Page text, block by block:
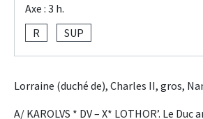
Axe : 3 h.
R
SUP
Lorraine (duché de), Charles II, gros,
A/ KAROLVS * DV – X* LOTHOR’. Le